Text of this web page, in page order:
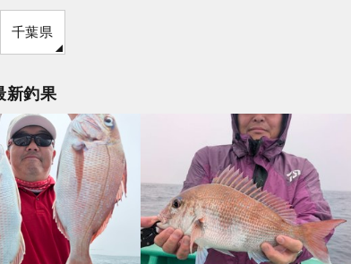
千葉県
新釣果